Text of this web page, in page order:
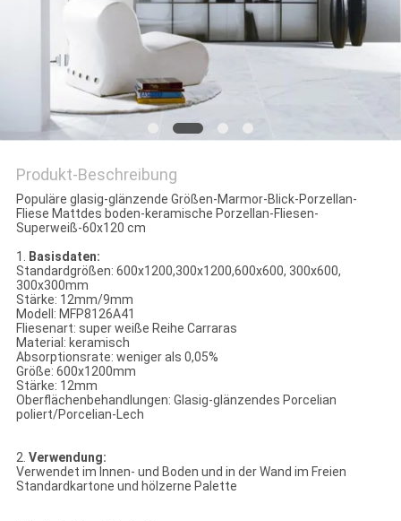
Produkt-Beschreibung
Populäre glasig-glänzende Größen-Marmor-Blick-Porzellan-
Fliese Mattdes boden-keramische Porzellan-Fliesen-
Superweiß-60x120 cm
1. Basisdaten:
Standardgrößen: 600x1200,300x1200,600x600, 300x600,
300x300mm
Stärke: 12mm/9mm
Modell: MFP8126A41
Fliesenart: super weiße Reihe Carraras
Material: keramisch
Absorptionsrate: weniger als 0,05%
Größe: 600x1200mm
Stärke: 12mm
Oberflächenbehandlungen: Glasig-glänzendes Porcelian
poliert/Porcelian-Lech
2. Verwendung:
Verwendet im Innen- und Boden und in der Wand im Freien
Standardkartone und hölzerne Palette